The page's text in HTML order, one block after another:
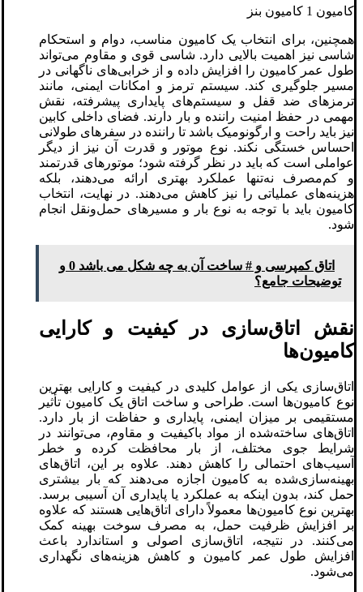
کامیون 1 کامیون بنز
همچنین، برای انتخاب یک کامیون مناسب، دوام و استحکام
شاسی نیز اهمیت بالایی دارد. شاسی قوی و مقاوم می‌تواند
طول عمر کامیون را افزایش داده و از خرابی‌های ناگهانی در
مسیر جلوگیری کند. سیستم ترمز و امکانات ایمنی، مانند
ترمزهای ضد قفل و سیستم‌های پایداری پیشرفته، نقش
مهمی در حفظ امنیت راننده و بار دارند. فضای داخلی کابین
نیز باید راحت و ارگونومیک باشد تا راننده در سفرهای طولانی
احساس خستگی نکند. نوع موتور و قدرت آن نیز از دیگر
عواملی است که باید در نظر گرفته شود؛ موتورهای قدرتمند
و کم‌مصرف نه‌تنها عملکرد بهتری ارائه می‌دهند، بلکه
هزینه‌های عملیاتی را نیز کاهش می‌دهند. در نهایت، انتخاب
کامیون باید با توجه به نوع بار و مسیرهای حمل‌ونقل انجام
شود.
اتاق کمپرسی و # ساخت آن به چه شکل می باشد 0 و
توضیحات جامع؟
نقش اتاق‌سازی در کیفیت و کارایی
کامیون‌ها
اتاق‌سازی یکی از عوامل کلیدی در کیفیت و کارایی بهترین
نوع کامیون‌ها است. طراحی و ساخت اتاق یک کامیون تأثیر
مستقیمی بر میزان ایمنی، پایداری و حفاظت از بار دارد.
اتاق‌های ساخته‌شده از مواد باکیفیت و مقاوم، می‌توانند در
شرایط جوی مختلف، از بار محافظت کرده و خطر
آسیب‌های احتمالی را کاهش دهند. علاوه بر این، اتاق‌های
بهینه‌سازی‌شده به کامیون اجازه می‌دهند که بار بیشتری
حمل کند، بدون اینکه به عملکرد یا پایداری آن آسیبی برسد.
بهترین نوع کامیون‌ها معمولاً دارای اتاق‌هایی هستند که علاوه
بر افزایش ظرفیت حمل، به مصرف سوخت بهینه کمک
می‌کنند. در نتیجه، اتاق‌سازی اصولی و استاندارد باعث
افزایش طول عمر کامیون و کاهش هزینه‌های نگهداری
می‌شود.